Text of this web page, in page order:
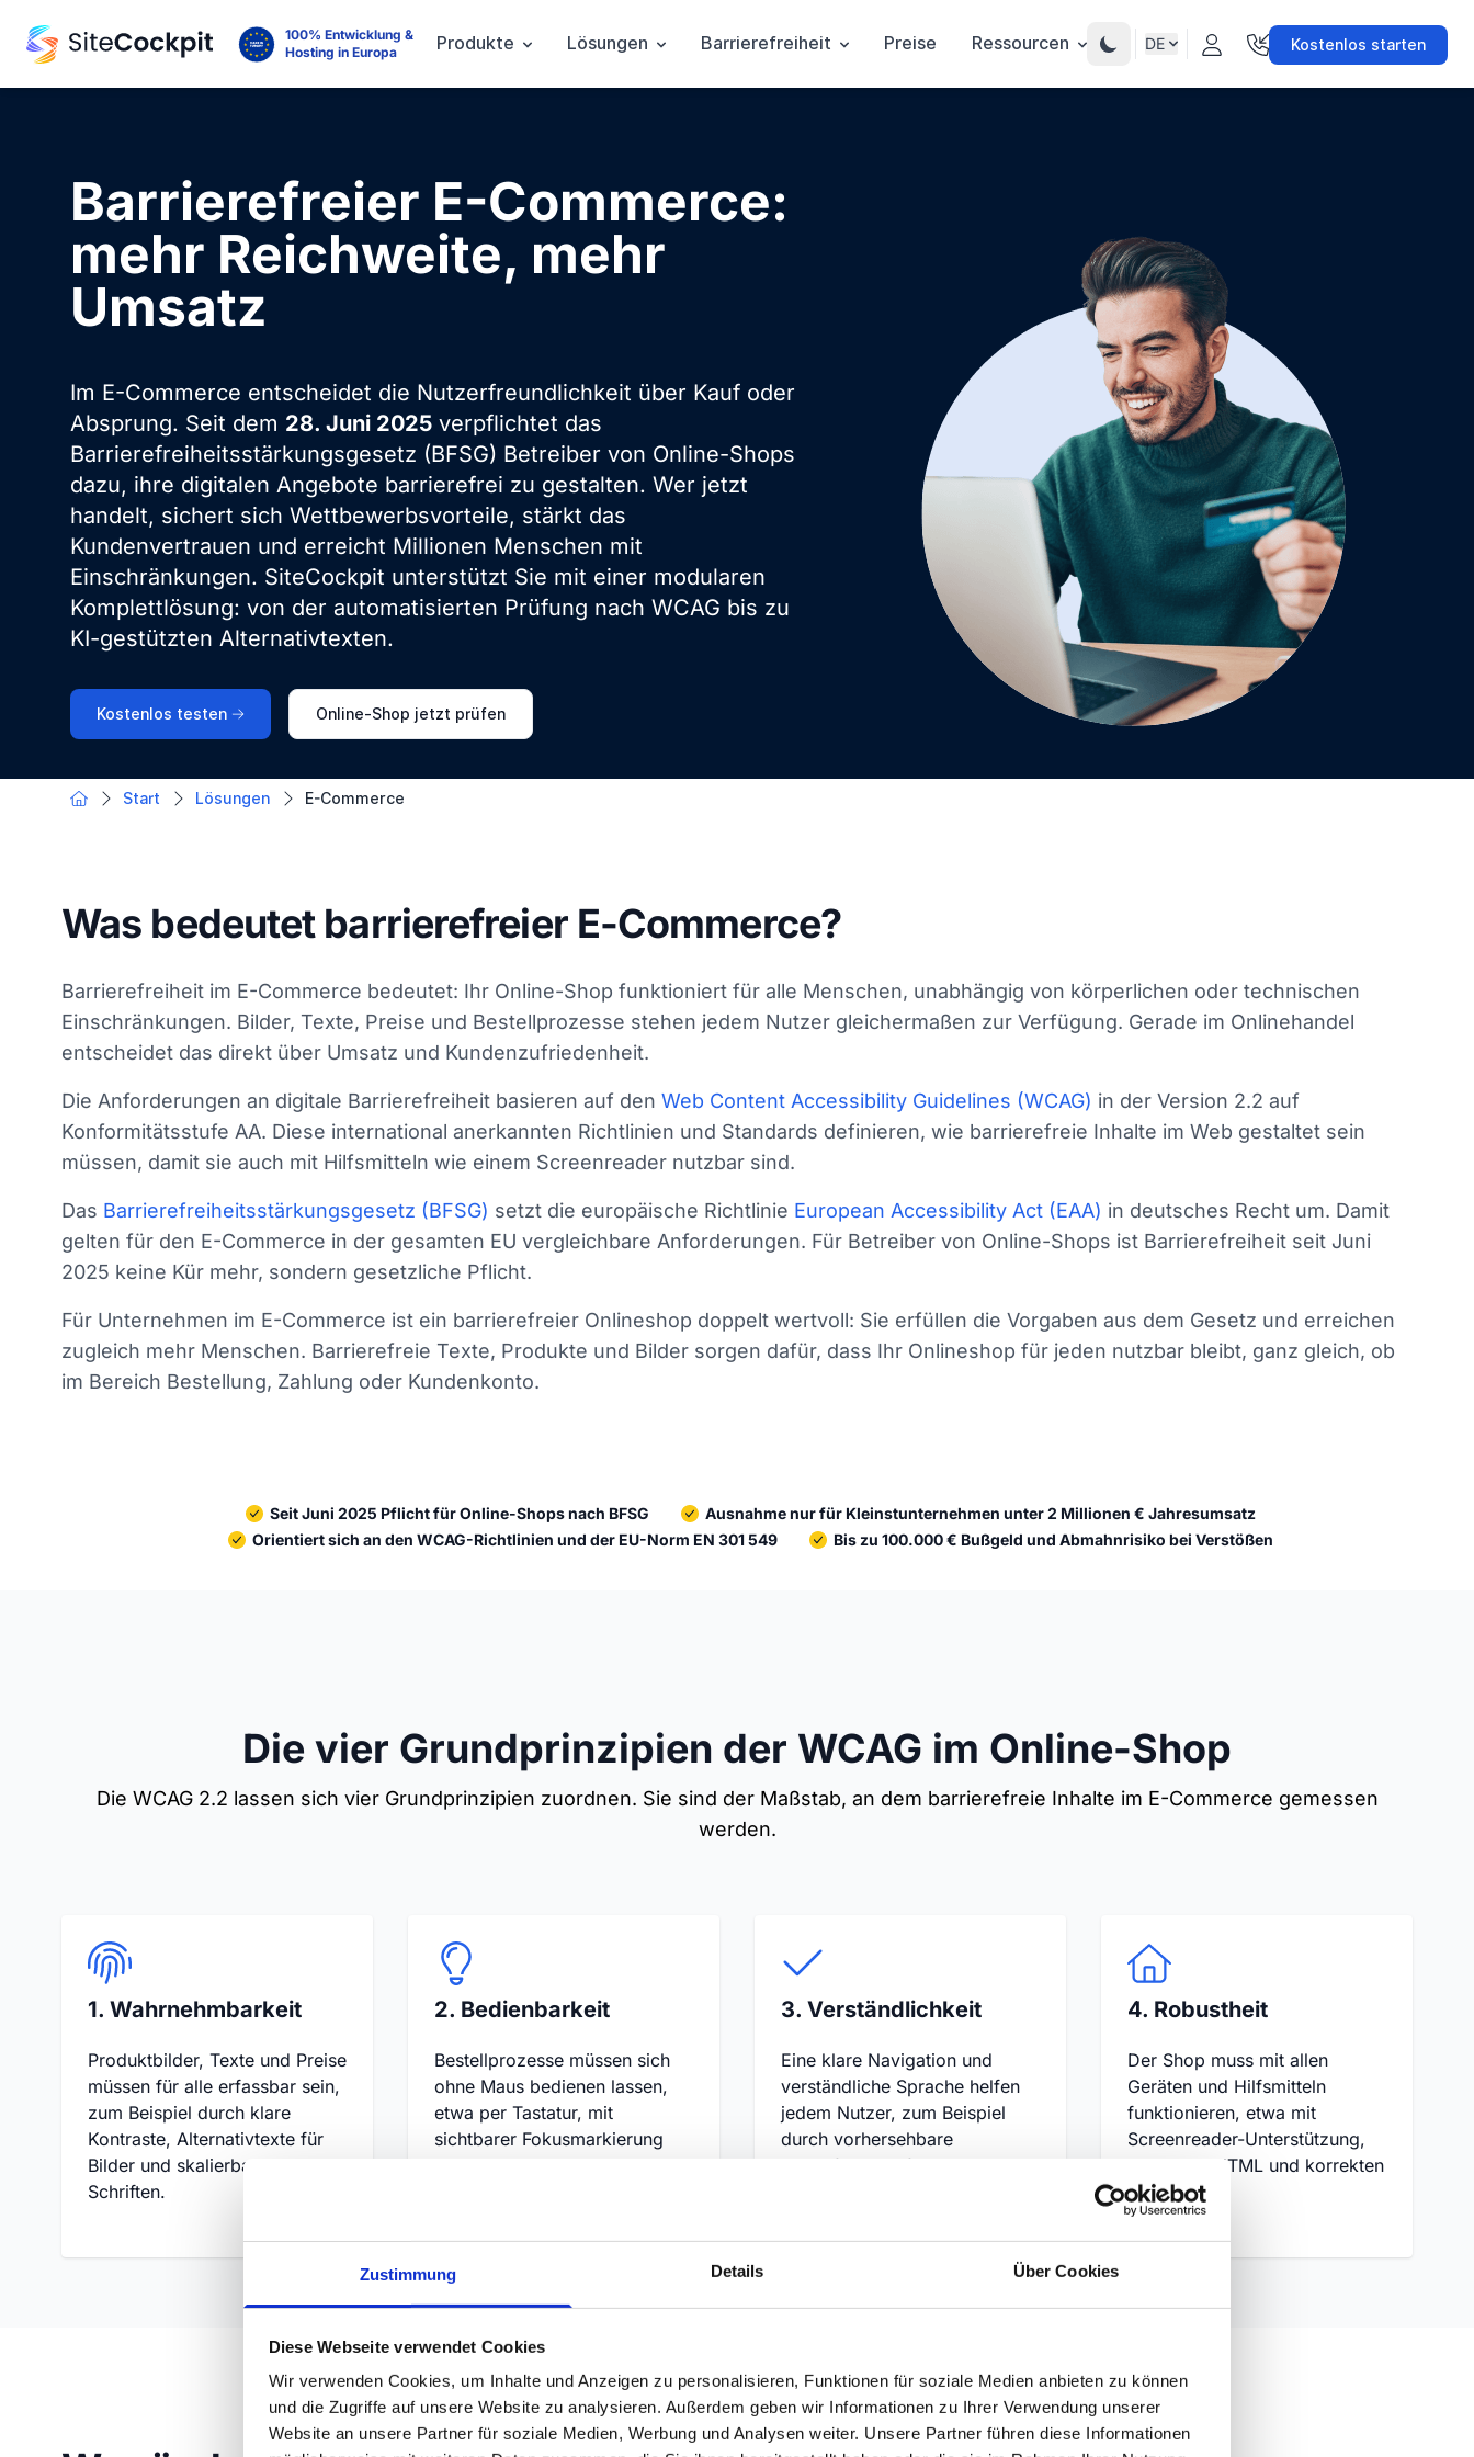
Zustimmung Details Über Cookies
Diese Webseite verwendet Cookies
Wir verwenden Cookies, um Inhalte und Anzeigen zu personalisieren, Funktionen für soziale Medien anbieten zu können
und die Zugriffe auf unsere Website zu analysieren. Außerdem geben wir Informationen zu Ihrer Verwendung unserer
Website an unsere Partner für soziale Medien, Werbung und Analysen weiter. Unsere Partner führen diese Informationen
100% Entwicklung &
Hosting in Europa
Produkte Lösungen Barrierefreiheit Preise Ressourcen DE Kostenlos starten
Barrierefreier E-Commerce:
mehr Reichweite, mehr
Umsatz
Im E-Commerce entscheidet die Nutzerfreundlichkeit über Kauf oder
Absprung. Seit dem 28. Juni 2025 verpflichtet das
Barrierefreiheitsstärkungsgesetz (BFSG) Betreiber von Online-Shops
dazu, ihre digitalen Angebote barrierefrei zu gestalten. Wer jetzt
handelt, sichert sich Wettbewerbsvorteile, stärkt das
Kundenvertrauen und erreicht Millionen Menschen mit
Einschränkungen. SiteCockpit unterstützt Sie mit einer modularen
Komplettlösung: von der automatisierten Prüfung nach WCAG bis zu
KI-gestützten Alternativtexten.
Kostenlos testen Online-Shop jetzt prüfen
Start Lösungen E-Commerce
Was bedeutet barrierefreier E-Commerce?
Barrierefreiheit im E-Commerce bedeutet: Ihr Online-Shop funktioniert für alle Menschen, unabhängig von körperlichen oder technischen
Einschränkungen. Bilder, Texte, Preise und Bestellprozesse stehen jedem Nutzer gleichermaßen zur Verfügung. Gerade im Onlinehandel
entscheidet das direkt über Umsatz und Kundenzufriedenheit.
Die Anforderungen an digitale Barrierefreiheit basieren auf den Web Content Accessibility Guidelines (WCAG) in der Version 2.2 auf
Konformitätsstufe AA. Diese international anerkannten Richtlinien und Standards definieren, wie barrierefreie Inhalte im Web gestaltet sein
müssen, damit sie auch mit Hilfsmitteln wie einem Screenreader nutzbar sind.
Das Barrierefreiheitsstärkungsgesetz (BFSG) setzt die europäische Richtlinie European Accessibility Act (EAA) in deutsches Recht um. Damit
gelten für den E-Commerce in der gesamten EU vergleichbare Anforderungen. Für Betreiber von Online-Shops ist Barrierefreiheit seit Juni
2025 keine Kür mehr, sondern gesetzliche Pflicht.
Für Unternehmen im E-Commerce ist ein barrierefreier Onlineshop doppelt wertvoll: Sie erfüllen die Vorgaben aus dem Gesetz und erreichen
zugleich mehr Menschen. Barrierefreie Texte, Produkte und Bilder sorgen dafür, dass Ihr Onlineshop für jeden nutzbar bleibt, ganz gleich, ob
im Bereich Bestellung, Zahlung oder Kundenkonto.
Seit Juni 2025 Pflicht für Online-Shops nach BFSG
Ausnahme nur für Kleinstunternehmen unter 2 Millionen € Jahresumsatz
Orientiert sich an den WCAG-Richtlinien und der EU-Norm EN 301 549
Bis zu 100.000 € Bußgeld und Abmahnrisiko bei Verstößen
Die vier Grundprinzipien der WCAG im Online-Shop
Die WCAG 2.2 lassen sich vier Grundprinzipien zuordnen. Sie sind der Maßstab, an dem barrierefreie Inhalte im E-Commerce gemessen
werden.
1. Wahrnehmbarkeit
Produktbilder, Texte und Preise
müssen für alle erfassbar sein,
zum Beispiel durch klare
Kontraste, Alternativtexte für
Bilder und skalierbare
Schriften.
2. Bedienbarkeit
Bestellprozesse müssen sich
ohne Maus bedienen lassen,
etwa per Tastatur, mit
sichtbarer Fokusmarkierung
3. Verständlichkeit
Eine klare Navigation und
verständliche Sprache helfen
jedem Nutzer, zum Beispiel
durch vorhersehbare
Klickpfade, einfache
4. Robustheit
Der Shop muss mit allen
Geräten und Hilfsmitteln
funktionieren, etwa mit
Screenreader-Unterstützung,
sauberem HTML und korrekten
ARIA-Rollen.